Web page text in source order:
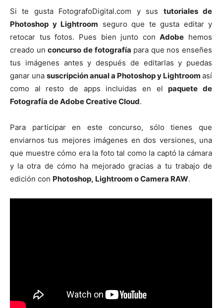
Si te gusta FotografoDigital.com y sus tutoriales de
Photoshop y Lightroom seguro que te gusta editar y
retocar tus fotos. Pues bien junto conAdobe hemos
creado unconcurso de fotografía para que nos enseñes
tus imágenes antes y después de editarlas y puedas
ganar una suscripción anual a Photoshop y Lightroom así
como al resto de apps incluidas en elpaquete de
Fotografía de Adobe Creative Cloud.
Para participar en este concurso, sólo tienes que
enviarnos tus mejores imágenes en dos versiones, una
que muestre cómo era la foto tal como la captó la cámara
y la otra de cómo ha mejorado gracias a tu trabajo de
edición con Photoshop, Lightroom o Camera RAW.